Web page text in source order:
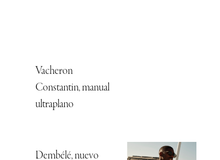
Vacheron
Constantin, manual
ultraplano
Dembélé, nuevo